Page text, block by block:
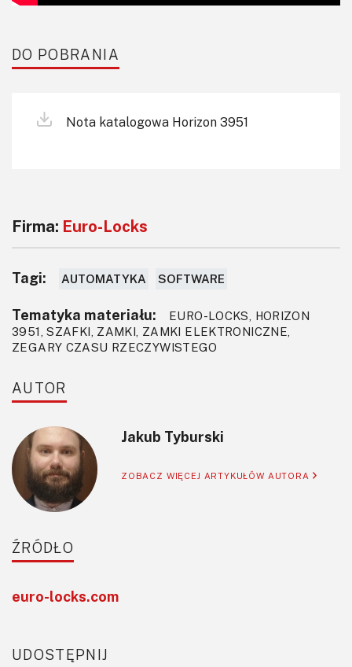
DO POBRANIA
Nota katalogowa Horizon 3951
Firma: Euro-Locks
Tagi: AUTOMATYKA SOFTWARE
Tematyka materiału:
EURO-LOCKS, HORIZON
3951, SZAFKI, ZAMKI, ZAMKI ELEKTRONICZNE,
ZEGARY CZASU RZECZYWISTEGO
AUTOR
Jakub Tyburski
ZOBACZ WIĘCEJ ARTYKUŁÓW AUTORA
ŹRÓDŁO
euro-locks.com
UDOSTĘPNIJ